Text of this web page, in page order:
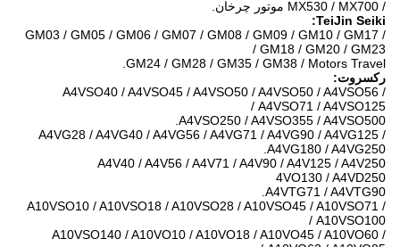
TeiJin Seiki:
GM03 / GM05 / GM06 / GM07 / GM08 / GM09 / GM10 / GM17 /
GM18 / GM20 / GM23 /
GM24 / GM28 / GM35 / GM38 / Motors Travel.
رکسروت:
A4VSO40 / A4VSO45 / A4VSO50 / A4VSO50 / A4VSO56 /
A4VSO71 / A4VSO125 /
A4VSO250 / A4VSO355 / A4VSO500.
A4VG28 / A4VG40 / A4VG56 / A4VG71 / A4VG90 / A4VG125 /
A4VG180 / A4VG250.
A4V40 / A4V56 / A4V71 / A4V90 / A4V125 / A4V250
4VO130 / A4VD250
A4VTG71 / A4VTG90.
A10VSO10 / A10VSO18 / A10VSO28 / A10VSO45 / A10VSO71 /
A10VSO100 /
A10VSO140 / A10VO10 / A10VO18 / A10VO45 / A10VO60 /